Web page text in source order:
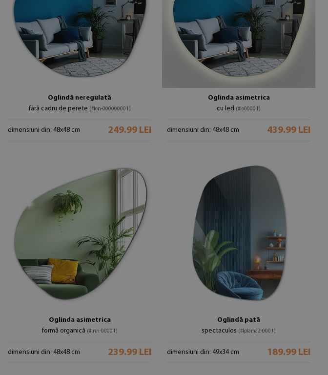
Oglindă neregulată
fără cadru de perete (#lon-000000001)
dimensiuni din: 48x48 cm 249.99 LEI
Oglinda asimetrica
cu led (#lo00001)
dimensiuni din: 48x48 cm 439.99 LEI
Oglinda asimetrica
formă organică (#lnn-00001)
dimensiuni din: 48x48 cm 239.99 LEI
Oglindă pată
spectaculos (#lplama2-0001)
dimensiuni din: 49x34 cm 189.99 LEI